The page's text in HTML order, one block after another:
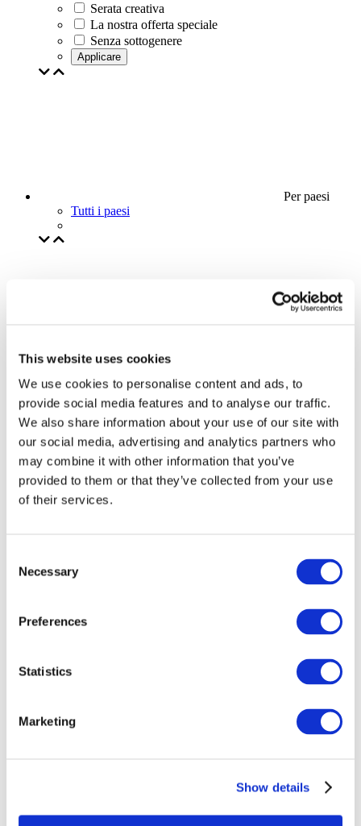
This website uses cookies
We use cookies to personalise content and ads, to
provide social media features and to analyse our traffic.
We also share information about your use of our site with
our social media, advertising and analytics partners who
may combine it with other information that you’ve
provided to them or that they’ve collected from your use
of their services.
Selection
Necessary
Preferences
Statistics
Marketing
Show details
Serata creativa
La nostra offerta speciale
Senza sottogenere
Applicare
Per paesi
Tutti i paesi
Serata creativa